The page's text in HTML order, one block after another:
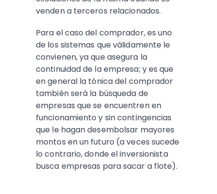
venden a terceros relacionados.
Para el caso del comprador, es uno
de los sistemas que válidamente le
convienen, ya que asegura la
continuidad de la empresa; y es que
en general la tónica del comprador
también será la búsqueda de
empresas que se encuentren en
funcionamiento y sin contingencias
que le hagan desembolsar mayores
montos en un futuro (a veces sucede
lo contrario, donde el inversionista
busca empresas para sacar a flote).